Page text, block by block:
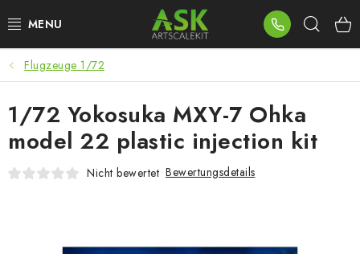
Inhalt
BLOG
SUMMER DAYS
WARHAMMER
Flugzeuge 1/72
1/72 Yokosuka MXY-7 Ohka
model 22 plastic injection kit
Nicht bewertet Bewertungsdetails